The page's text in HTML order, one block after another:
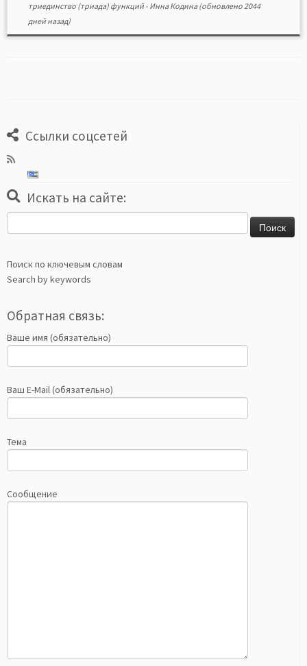
триединство (триада) функций- Инна Кодина(обновлено 2044
дней назад)
Ссылки соцсетей
Искать на сайте:
Поиск по ключевым словам
Search by keywords
Обратная связь:
Ваше имя (обязательно)
Ваш E-Mail (обязательно)
Тема
Сообщение